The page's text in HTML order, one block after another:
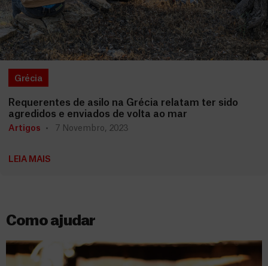
Grécia
Requerentes de asilo na Grécia relatam ter sido
agredidos e enviados de volta ao mar
Artigos 7 Novembro, 2023
LEIA MAIS
Como ajudar